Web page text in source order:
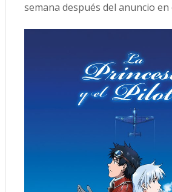
semana después del anuncio en